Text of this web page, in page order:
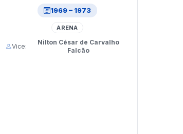
1969 – 1973
ARENA
Vice:
Nilton César de Carvalho
Falcão